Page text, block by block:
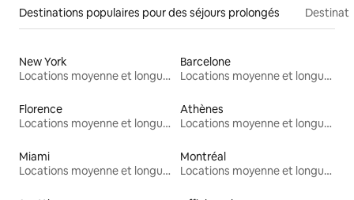
Destinations populaires pour des séjours prolongés
New York
Locations moyenne et longue durée
Barcelone
Locations moyenne et longue durée
Florence
Locations moyenne et longue durée
Athènes
Locations moyenne et longue durée
Miami
Locations moyenne et longue durée
Montréal
Locations moyenne et longue durée